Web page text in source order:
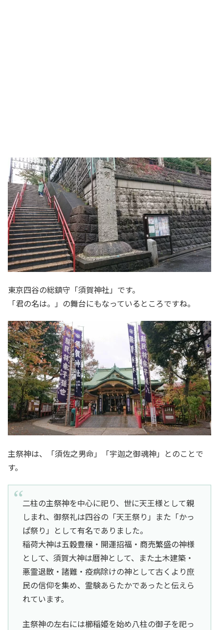
東京四谷の総鎮守「須賀神社」です。
「君の名は。」の舞台にもなっているところですね。
主祭神は、「須佐之男命」「宇迦之御魂神」とのことで
す。
二柱の主祭神を中心に祀り、世に天王様として親
しまれ、御祭礼は四谷の「天王祭り」また「かっ
ぱ祭り」として有名でありました。
稲荷大神は五穀豊穣・開運招福・商売繁盛の神様
として、須賀大神は暦神として、また土木建築・
悪霊退散・諸難・疫病除けの神として古くより庶
民の信仰を集め、霊験あらたかであったと伝えら
れています。
主祭神の左右には櫛稲姫を始め八柱の御子を祀っ